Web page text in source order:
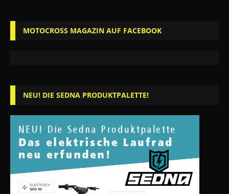
MOTOCROSS MAGAZIN AUF FACEBOOK
NEU! DIE SEDNA PRODUKTPALETTE!